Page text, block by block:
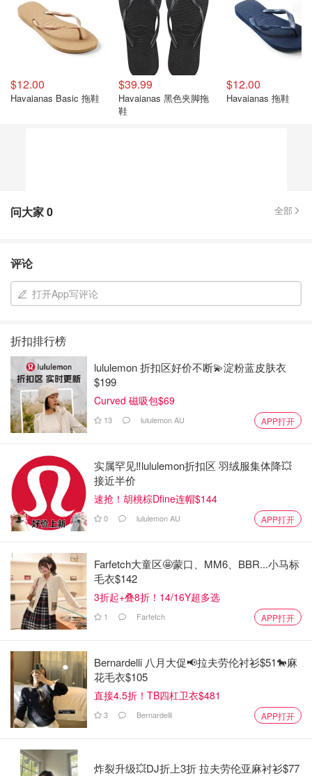
$12.00
Havaianas Basic 拖鞋
$39.99
Havaianas 黑色夹脚拖
鞋
$12.00
Havaianas 拖鞋
问大家0 全部
评论
打开App写评论
折扣排行榜
lululemon 折扣区好价不断💫淀粉蓝皮肤衣
$199
Curved 磁吸包$69
13 lululemon AU APP打开
实属罕见‼️lululemon折扣区 羽绒服集体降💥
接近半价
速抢！胡桃棕Dfine连帽$144
0 lululemon AU APP打开
Farfetch大童区🤩蒙口、MM6、BBR...小马标
毛衣$142
3折起+叠8折！14/16Y超多选
1 Farfetch APP打开
Bernardelli 八月大促📢拉夫劳伦衬衫$51🐎麻
花毛衣$105
直接4.5折！TB四杠卫衣$481
3 Bernardelli APP打开
炸裂升级💥DJ折上3折 拉夫劳伦亚麻衬衫$77